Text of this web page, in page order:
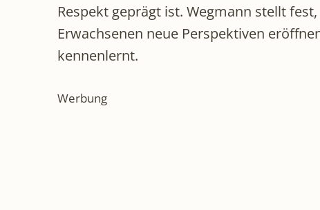
Respekt geprägt ist. Wegmann stellt
Erwachsenen neue Perspektiven
kennenlernt.
Werbung